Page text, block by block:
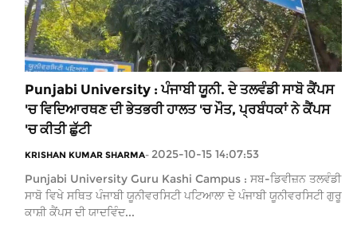
Punjabi University : ਪੰਜਾਬੀ ਯੂਨੀ. ਦੇ ਤਲਵੰਡੀ ਸਾਬੋ ਕੈਂਪਸ
'ਚ ਵਿਦਿਆਰਥਣ ਦੀ ਭੇਤਭਰੀ ਹਾਲਤ 'ਚ ਮੌਤ, ਪ੍ਰਬੰਧਕਾਂ ਨੇ ਕੈਂਪਸ
'ਚ ਕੀਤੀ ਛੁੱਟੀ
KRISHAN KUMAR SHARMA- 2025-10-15 14:07:53
Punjabi University Guru Kashi Campus : ਸਬ-ਡਿਵੀਜ਼ਨ ਤਲਵੰਡੀ
ਸਾਬੋ ਵਿਖੇ ਸਥਿਤ ਪੰਜਾਬੀ ਯੂਨੀਵਰਸਿਟੀ ਪਟਿਆਲਾ ਦੇ ਪੰਜਾਬੀ ਯੂਨੀਵਰਸਿਟੀ ਗੁਰੂ
ਕਾਸ਼ੀ ਕੈਂਪਸ ਦੀ ਯਾਦਵਿੰਦ...